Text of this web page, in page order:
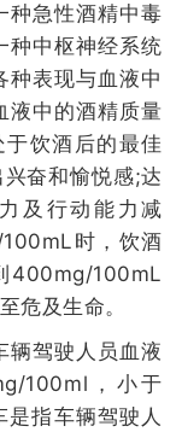
种急性酒精中毒
种中枢神经系统
种表现与血液中
液中的酒精质量
饮酒后的最佳
奋和愉悦感;达
及行动能力减
时，饮酒
400mg/100mL
危及生命。
辆驾驶人员血液
100ml，小于
指车辆驾驶人